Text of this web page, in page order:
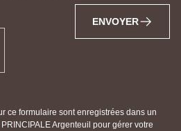
ENVOYER
ce formulaire sont enregistrées dans un
Argenteuil pour gérer votre